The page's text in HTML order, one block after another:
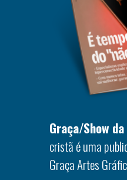
Graça/Show da
cristã é uma
Graça Artes